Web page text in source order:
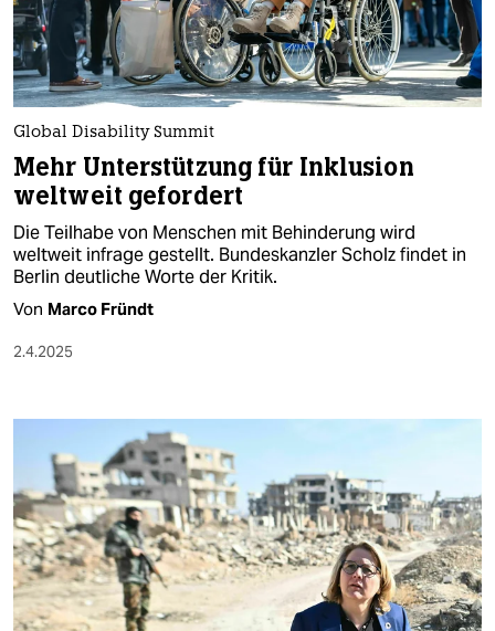
nord
wahrheit
verlag
verlag
veranstaltungen
shop
abo
genossenschaft
epaper login
Global Disability Summit
Mehr Unterstützung für Inklusion
weltweit gefordert
Die Teilhabe von Menschen mit Behinderung wird
weltweit infrage gestellt. Bundeskanzler Scholz findet in
Berlin deutliche Worte der Kritik.
Von Marco Fründt
2.4.2025